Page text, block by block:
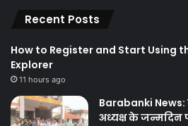
Recent Posts
How to Register and Start Using
Explorer
11 hours ago
Barabanki
अध्यक्ष के जन्मदिन